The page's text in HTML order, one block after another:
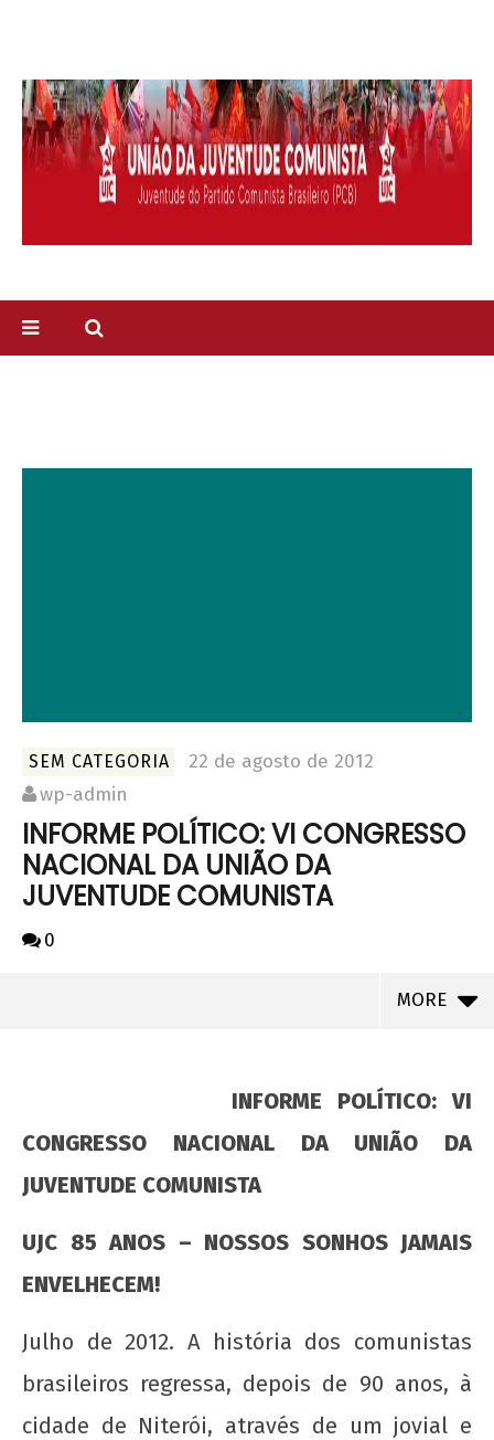
SEM CATEGORIA
22 de agosto de 2012
wp-admin
INFORME POLÍTICO: VI CONGRESSO
NACIONAL DA UNIÃO DA
JUVENTUDE COMUNISTA
0
MORE
NOW VIEWING
INFORME POLÍTICO: VI CONGRESSO NACIONAL
INFORME POLÍTICO: VI
CONGRESSO NACIONAL DA UNIÃO DA
JUVENTUDE COMUNISTA
UJC 85 ANOS – NOSSOS SONHOS JAMAIS
ENVELHECEM!
Julho de 2012. A história dos comunistas
brasileiros regressa, depois de 90 anos, à
cidade de Niterói, através de um jovial e